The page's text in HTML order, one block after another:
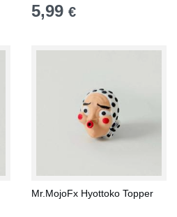
5,99 €
Mr.MojoFx Hyottoko Topper